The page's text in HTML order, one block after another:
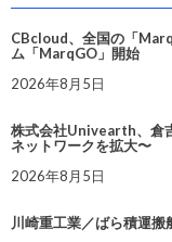
CBcloud、全国の「
ム「MarqGO」開始
2026年8月5日
株式会社Univearth、倉
ネットワークを拡大〜
2026年8月5日
川崎重工業／ばら積運